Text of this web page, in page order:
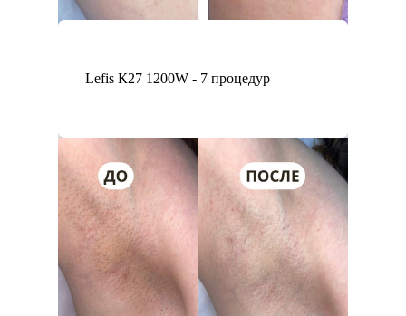
Lefis К27 1200W - 7 процедур